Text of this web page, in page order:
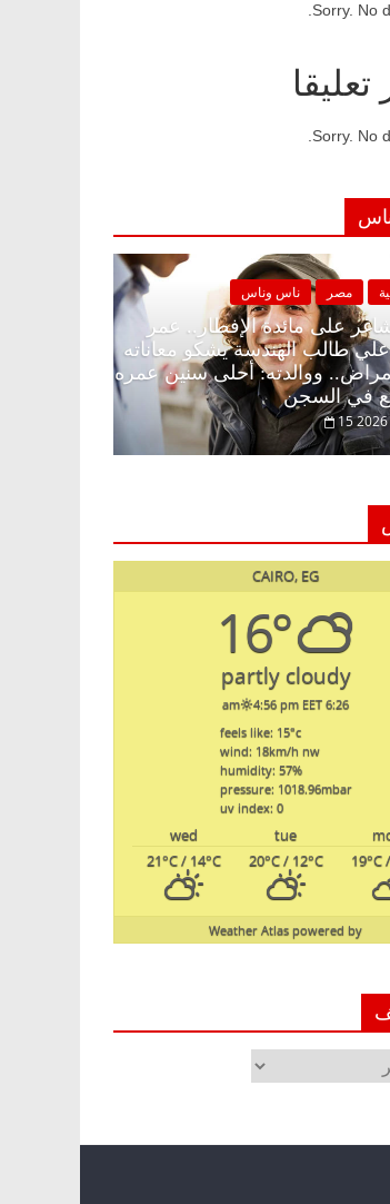
Sorry. No
تعليقا
Sorry. No
مصر ناس وناس
شاغر على مائدة الإفطار.. عمر
علي طالب الهندسة يشكو معاناته
ووالدته: أحلى سنين عمره
2026
CAIRO, EG
16°
partly cloudy
6:26 am
4:56 pm EET
feels like: 15°c
wind: 18km/h nw
humidity: 57%
pressure: 1018.96mbar
uv index: 0
tue
wed
19°C/
20°C/ 12°C
21°C/ 14°C
powered by
Weather Atlas